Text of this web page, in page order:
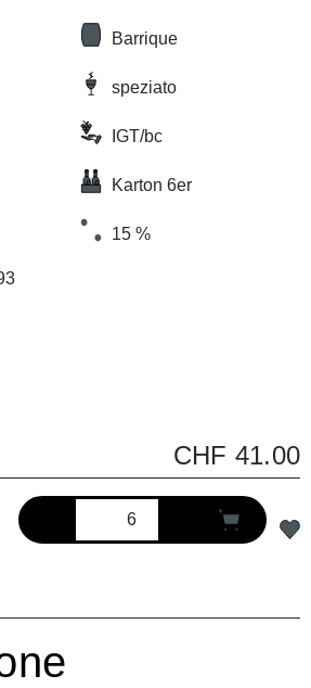
Barrique
speziato
IGT/bc
Karton 6er
15 %
CHF 41.00